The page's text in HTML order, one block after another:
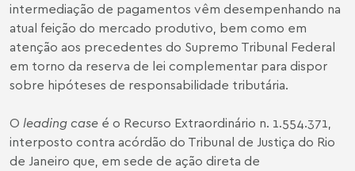
intermediação de pagamentos vêm desempenhando na
atual feição do mercado produtivo, bem como em
atenção aos precedentes do Supremo Tribunal Federal
em torno da reserva de lei complementar para dispor
sobre hipóteses de responsabilidade tributária.
O leading case é o Recurso Extraordinário n. 1.554.371,
interposto contra acórdão do Tribunal de Justiça do Rio
de Janeiro que, em sede de ação direta de